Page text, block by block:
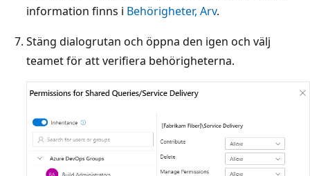
information finns i Behörigheter, Arv.
Stäng dialogrutan och öppna den igen och välj
teamet för att verifiera behörigheterna.